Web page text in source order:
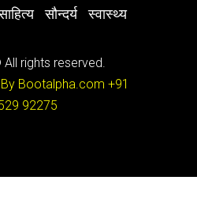
सौन्दर्य स्वास्थ्य
rights reserved.
Bootalpha.com +91
92275